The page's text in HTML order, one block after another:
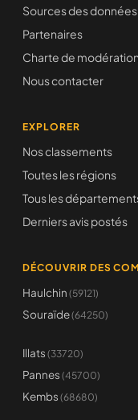
Sources des données
Partenaires
Charte de modération
Nous contacter
EXPLORER
Nos classements
Toutes les régions
Tous les
Derniers avis postés
DÉCOUVRIR DES
Haulchin (59121)
Souraïde(64250)
Illats (33720)
Pannes (45700)
Kembs (68680)